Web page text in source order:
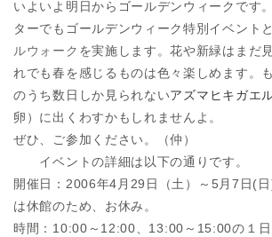
いよいよ明日からゴールデンウィークです
ターでもゴールデンウィーク特別イベント
ルウォーク を実施します。花や新緑はまだ
れでも春を感じるものは色々楽しめます。
のうち数日しか見られないアズマヒキガエ
卵）に出くわすかもしれませんよ。
ぜひ、ご参加ください。（仲）
イベントの詳細は以下の通りです。
開催日：2006年4月29日（土）～5月7日
は休館のため、お休み。
時間：10:00～12:00、13:00～15:00の１